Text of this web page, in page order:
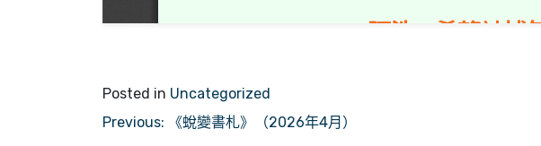
Posted in Uncategorized
文
Previous: 《蛻變書札》（2026年4月）